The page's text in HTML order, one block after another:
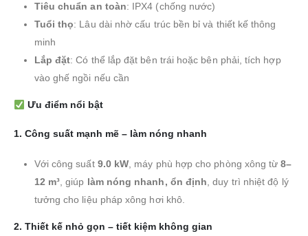
Tiêu chuẩn an toàn: IPX4 (chống nước)
Tuổi thọ: Lâu dài nhờ cấu trúc bền bỉ và thiết kế thông
minh
Lắp đặt: Có thể lắp đặt bên trái hoặc bên phải, tích hợp
vào ghế ngồi nếu cần
Ưu điểm nổi bật
1. Công suất mạnh mẽ – làm nóng nhanh
Với công suất 9.0 kW, máy phù hợp cho phòng xông từ8–
12 m³, giúp làm nóng nhanh, ổn định, duy trì nhiệt độ lý
tưởng cho liệu pháp xông hơi khô.
2. Thiết kế nhỏ gọn – tiết kiệm không gian